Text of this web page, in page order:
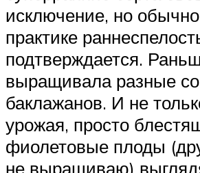
исключение, но
практике
подтверждается.
выращивала разные
баклажанов. И не
урожая, просто
фиолетовые плоды
не выращиваю)